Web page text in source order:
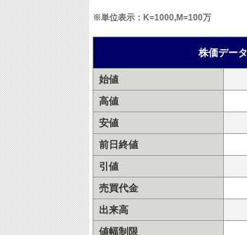
※単位表示：K=1000,M=100万
株価データ
始値
高値
安値
前日終値
引値
売買代金
出来高
値幅制限